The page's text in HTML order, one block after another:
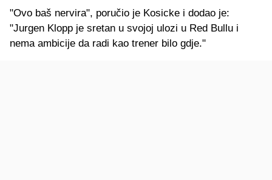
"Ovo baš nervira", poručio je Kosicke i dodao je:
"Jurgen Klopp je sretan u svojoj ulozi u Red Bullu i
nema ambicije da radi kao trener bilo gdje."